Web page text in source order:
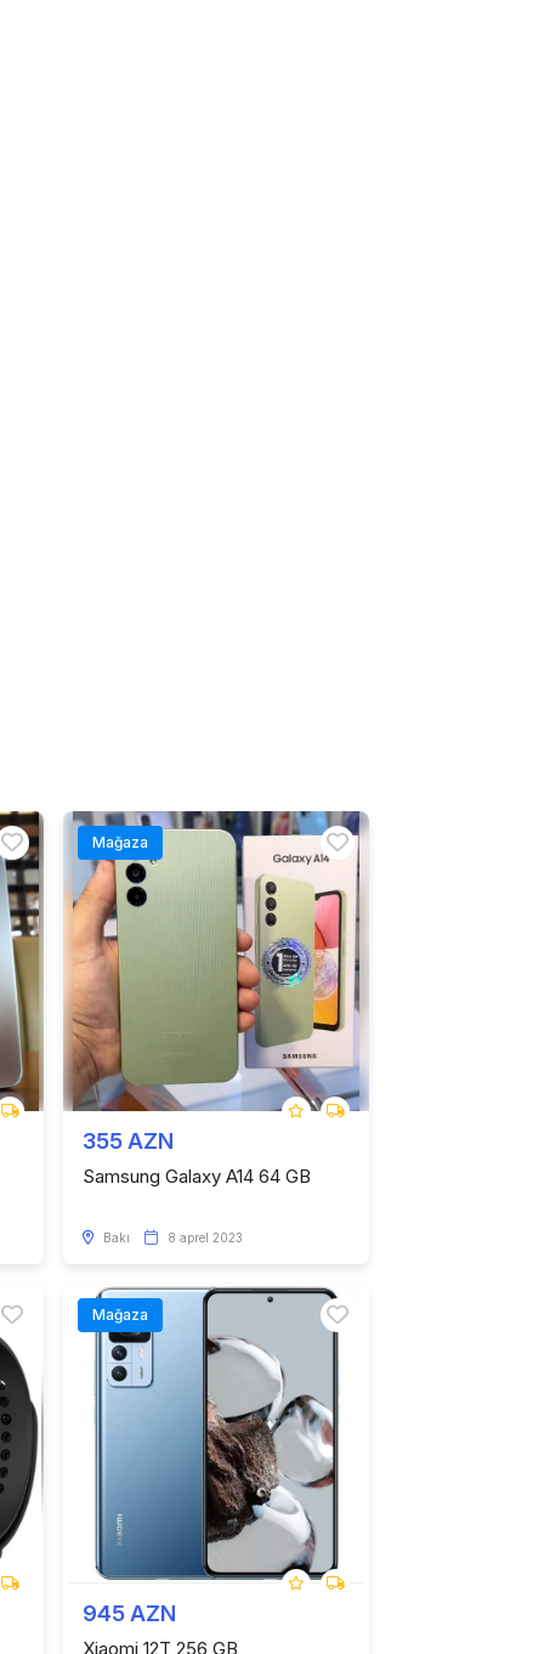
Mağaza
355 AZN
Samsung Galaxy A14 64 GB
Bakı 8 aprel 2023
Mağaza
945 AZN
Xiaomi 12T 256 GB